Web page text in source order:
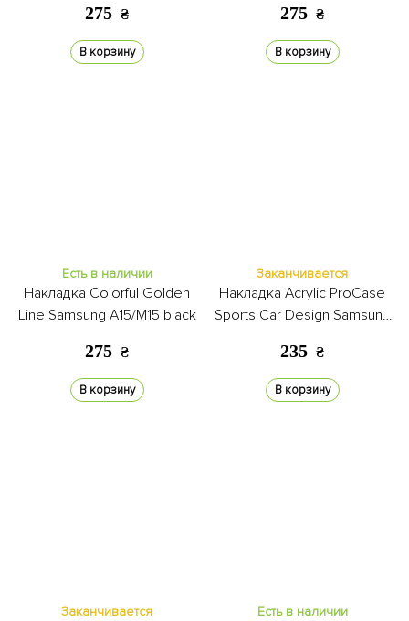
275 ₴
В корзину
275 ₴
В корзину
Есть в наличии
Накладка Colorful Golden
Line Samsung A15/M15 black
275 ₴
В корзину
Заканчивается
Накладка Acrylic ProCase
Sports Car Design Samsung
235 ₴
В корзину
Заканчивается Есть в наличии